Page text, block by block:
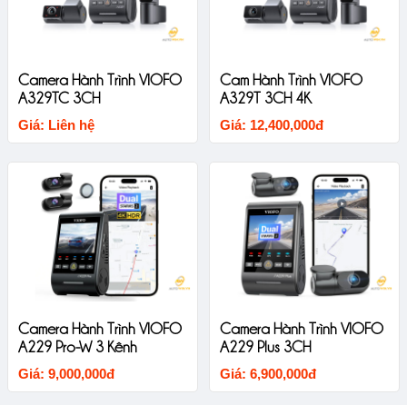
Camera Hành Trình VIOFO
A329TC 3CH
Giá: Liên hệ
Cam Hành Trình VIOFO
A329T 3CH 4K
Giá: 12,400,000đ
Camera Hành Trình VIOFO
A229 Pro-W 3 Kênh
Giá: 9,000,000đ
Camera Hành Trình VIOFO
A229 Plus 3CH
Giá: 6,900,000đ